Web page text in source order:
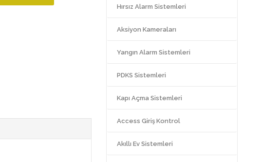
Hırsız Alarm Sistemleri
Aksiyon Kameraları
Yangın Alarm Sistemleri
PDKS Sistemleri
Kapı Açma Sistemleri
Access Giriş Kontrol
Akıllı Ev Sistemleri